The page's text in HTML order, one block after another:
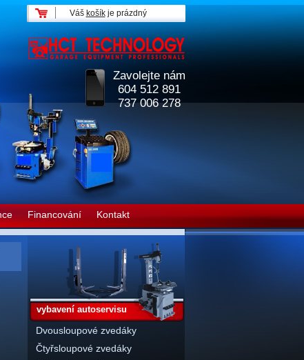
Financování Kontakt
Zavolejte nám
604 512 891
737 006 278
Váš košíkje prázdný
vybavení autoservisu
Dvousloupové zvedáky
Čtyřsloupové zvedáky